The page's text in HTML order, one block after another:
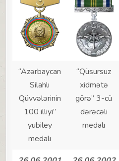
“Azərbaycan
Silahlı
Qüvvələrinin
100 illiyi”
yubiley
medalı
“Qüsursuz
xidmətə
görə” 3-cü
dərəcəli
medalı